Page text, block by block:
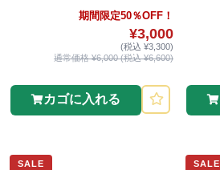
期間限定50％OFF！
¥3,000
(税込 ¥3,300)
通常価格 ¥6,000 (税込 ¥6,600)
カゴに入れる
SALE SALE